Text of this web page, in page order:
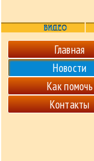
Главная
Новости
Как помочь
Контакты